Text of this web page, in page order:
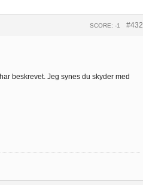
SCORE: -1
beskrevet. Jeg synes du skyder med